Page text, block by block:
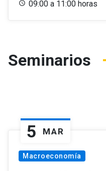
09:00 a 11:00 horas
Seminarios
5 MAR
Macroeconomía